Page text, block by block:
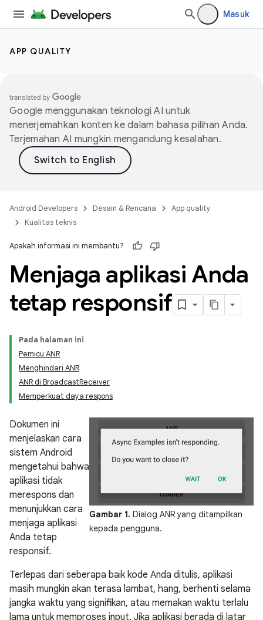
Masuk
APP QUALITY
Google menggunakan teknologi AI untuk
menerjemahkan konten ke dalam bahasa pilihan Anda.
Terjemahan AI mungkin mengandung kesalahan.
Android Developers Desain & Rencana
App quality
Kualitas teknis
Apakah informasi ini membantu?
Menjaga aplikasi Anda
tetap responsif
Pada halaman ini
Pemicu ANR
Menghindari ANR
ANR di BroadcastReceiver
Memperkuat daya respons
Gambar 1. Dialog ANR yang ditampilkan
kepada pengguna.
Dokumen ini
menjelaskan cara
sistem Android
mengetahui bahwa
aplikasi tidak
merespons dan
menunjukkan cara
menjaga aplikasi
Anda tetap
responsif.
Terlepas dari seberapa baik kode Anda ditulis, aplikasi
masih mungkin akan terasa lambat, hang, berhenti selama
jangka waktu yang signifikan, atau memakan waktu terlalu
lama untuk memproses input. Jika aplikasi berada di latar